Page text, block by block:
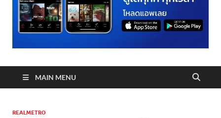
MAIN MENU
REALMETRO